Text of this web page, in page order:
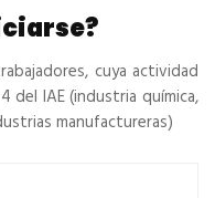
cuya actividad
IAE (industria química,
manufactureras)